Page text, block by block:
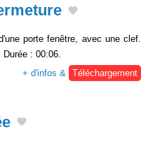
porte fenêtre, avec une clef.
Durée : 00:06.
+ d'infos &
Téléchargement